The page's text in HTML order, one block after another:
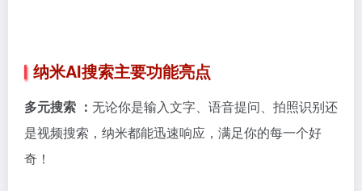
纳米AI搜索主要功能亮点
多元搜索 ： 无论你是输入文字、语音提问、拍照识别还
是视频搜索，纳米都能迅速响应，满足你的每一个好
奇！